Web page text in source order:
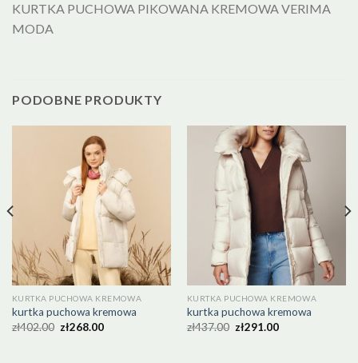
KURTKA PUCHOWA PIKOWANA KREMOWA VERIMA
MODA
PODOBNE PRODUKTY
KURTKA PUCHOWA KREMOWA
kurtka puchowa kremowa
zł402.00 zł268.00
KURTKA PUCHOWA KREMOWA
kurtka puchowa kremowa
zł437.00 zł291.00